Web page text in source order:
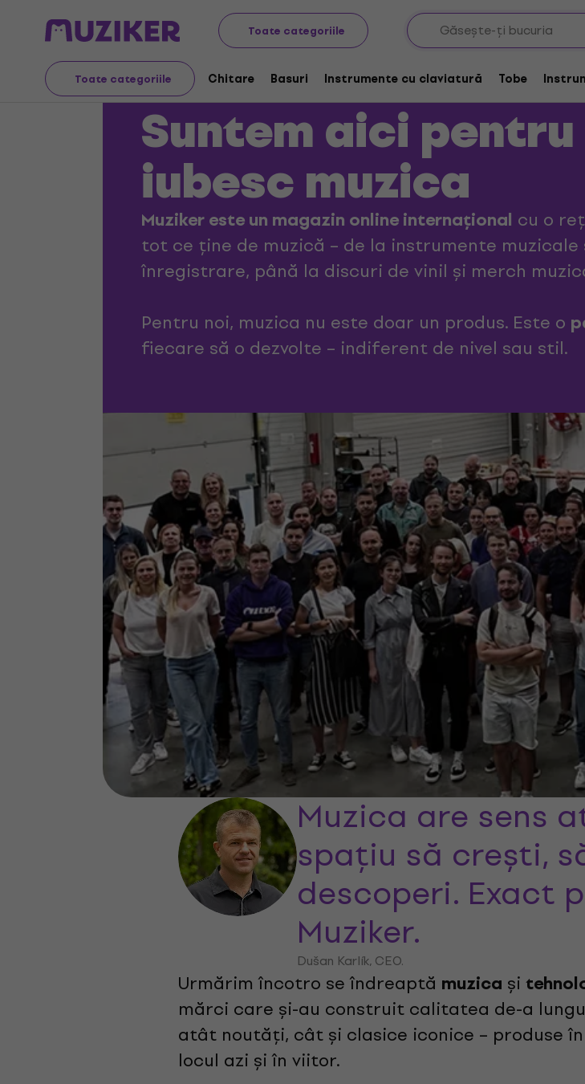
Toate categoriile
Toate categoriile Chitare Basuri Instrumente cu claviatură Tobe
Bun venit la Muziker
Suntem aici
iubesc muzica
Muziker este un magazin online internațional cu o
tot ce ține de muzică – de la instrumente
înregistrare, până la discuri de vinil și merch
Pentru noi, muzica nu este doar un produs. Este o
fiecare să o dezvolte – indiferent de nivel sau stil.
Muzica are sens
spațiu să crești,
descoperi. Exact
Muziker.
Dušan Karlík, CEO.
Urmărim încotro se îndreaptă muzica și
mărci care și-au construit calitatea de-a
atât noutăți, cât și clasice iconice – produse
locul azi și în viitor.